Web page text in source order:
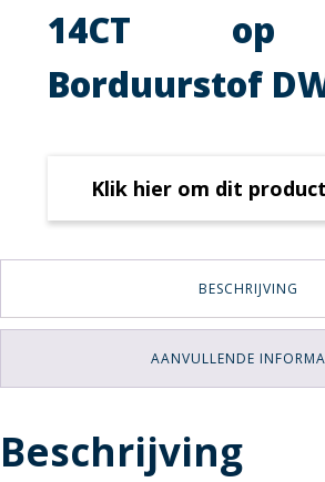
14CT op
Borduurstof
Klik hier om dit
BESCHRIJVING
AANVULLENDE
Beschrijving